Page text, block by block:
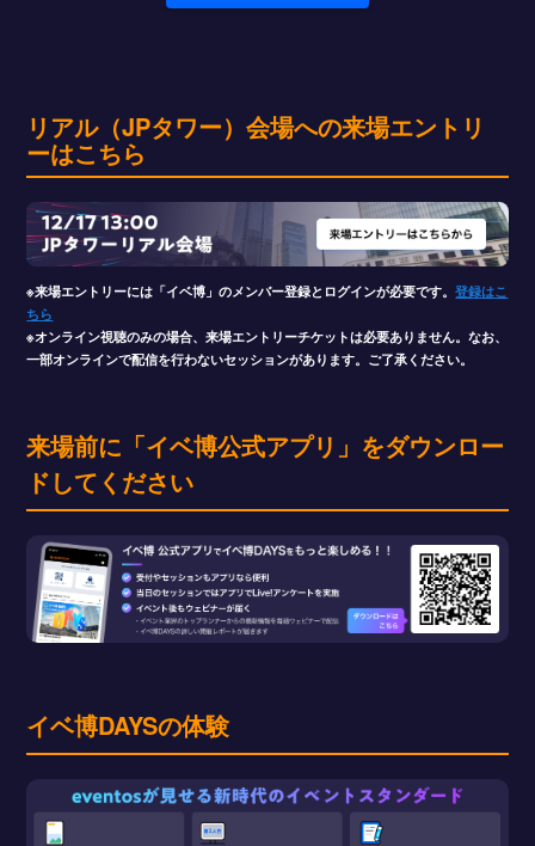
リアル（JPタワー）会場への来場エントリ
ーはこちら
※来場エントリーには「イベ博」のメンバー登録とログインが必要です。登録はこ
ちら
※オンライン視聴のみの場合、来場エントリーチケットは必要ありません。なお、
一部オンラインで配信を行わないセッションがあります。ご了承ください。
来場前に「イベ博公式アプリ」をダウンロー
ドしてください
イベ博DAYSの体験